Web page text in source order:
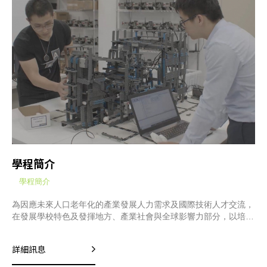
學程簡介
學程簡介
為因應未來人口老年化的產業發展人力需求及國際技術人才交流，
在發展學校特色及發揮地方、產業社會與全球影響力部分，以培育
「機器人技優專班」。
詳細訊息